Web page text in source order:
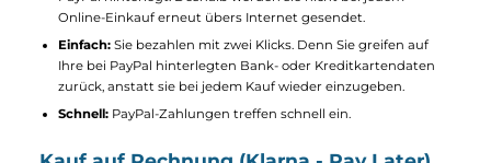
Sie werden während des Bestellprozess automatisch auf
Sicher:Ihre Bank- oder Kreditkartendaten sind nur bei
Online-Einkauf erneut übers Internet gesendet.